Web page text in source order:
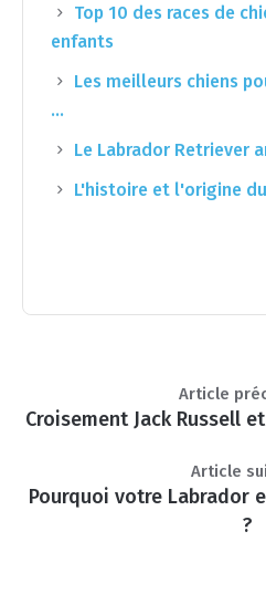
Top 10 des races de
enfants
Les meilleurs chiens
…
Le Labrador Retriever
L'histoire et l'origine
Croisement Jack Russell
Article
Pourquoi votre Labrador
?
Article